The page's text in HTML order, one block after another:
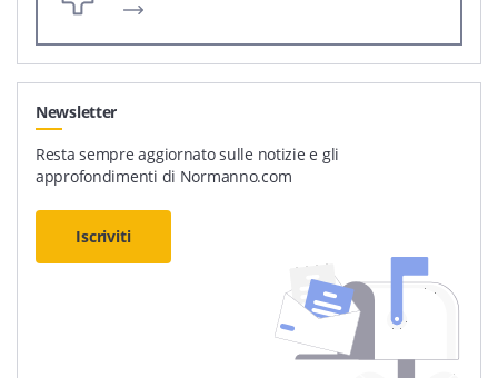
Newsletter
Resta sempre aggiornato sulle notizie e gli
approfondimenti di Normanno.com
Iscriviti